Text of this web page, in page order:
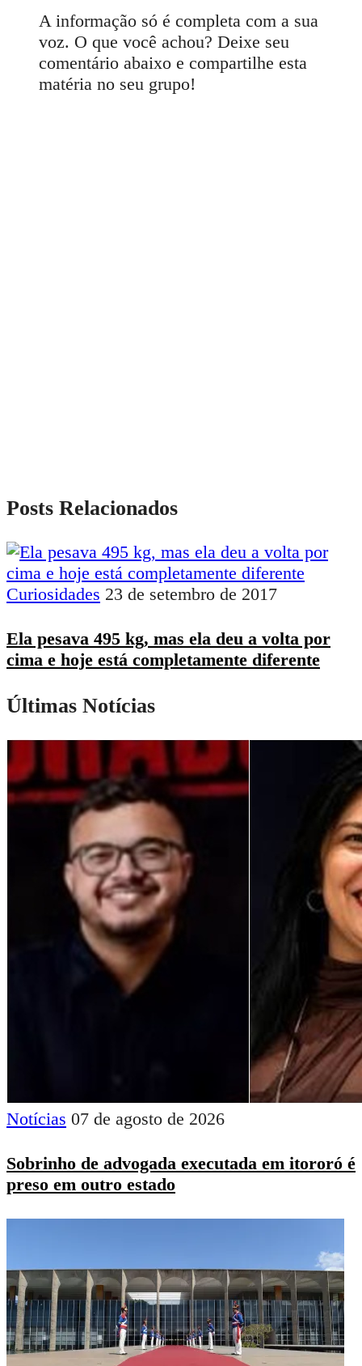
A informação só é completa com a sua
voz. O que você achou? Deixe seu
comentário abaixo e compartilhe esta
matéria no seu grupo!
Posts Relacionados
Curiosidades 23 de setembro de 2017
Ela pesava 495 kg, mas ela deu a volta por
cima e hoje está completamente diferente
Últimas Notícias
Notícias 07 de agosto de 2026
Sobrinho de advogada executada em itororó é
preso em outro estado